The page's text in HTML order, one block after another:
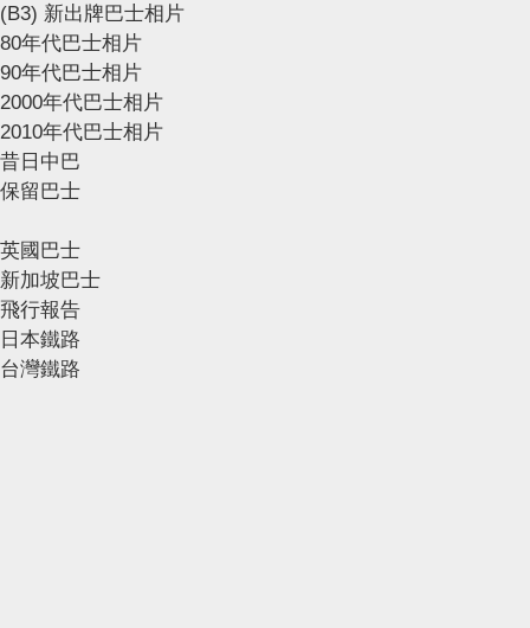
(B3) 新出牌巴士相片
80年代巴士相片
90年代巴士相片
2000年代巴士相片
2010年代巴士相片
昔日中巴
保留巴士
英國巴士
新加坡巴士
飛行報告
日本鐵路
台灣鐵路